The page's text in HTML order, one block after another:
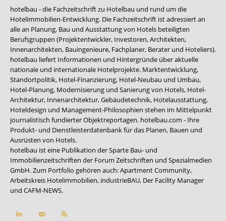
hotelbau - die Fachzeitschrift zu Hotelbau und rund um die
Hotelimmobilien-Entwicklung. Die Fachzeitschrift ist adressiert an
alle an Planung, Bau und Ausstattung von Hotels beteiligten
Berufsgruppen (Projektentwickler, Investoren, Architekten,
Innenarchitekten, Bauingenieure, Fachplaner, Berater und Hoteliers).
hotelbau liefert Informationen und Hintergründe über aktuelle
nationale und internationale Hotelprojekte. Marktentwicklung,
Standortpolitik, Hotel-Finanzierung, Hotel-Neubau und Umbau,
Hotel-Planung, Modernisierung und Sanierung von Hotels, Hotel-
Architektur, Innenarchitektur, Gebäudetechnik, Hotelausstattung,
Hoteldesign und Management-Philosophien stehen im Mittelpunkt
journalistisch fundierter Objektreportagen. hotelbau.com - Ihre
Produkt- und Dienstleisterdatenbank für das Planen, Bauen und
Ausrüsten von Hotels.
hotelbau ist eine Publikation der Sparte Bau- und
Immobilienzeitschriften der Forum Zeitschriften und Spezialmedien
GmbH. Zum Portfolio gehören auch:Apartment Community,
Arbeitskreis Hotelimmobilien, industrieBAU, Der Facility Manager
und CAFM-NEWS.